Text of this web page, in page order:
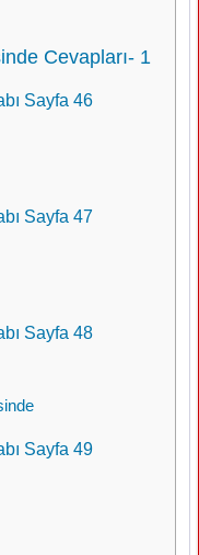
Cevapları- 1
Sayfa 46
Sayfa 47
Sayfa 48
Sayfa 49